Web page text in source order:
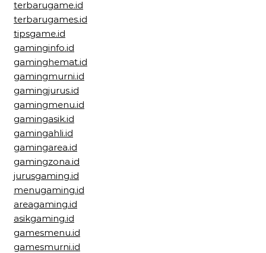
terbarugame.id
terbarugames.id
tipsgame.id
gaminginfo.id
gaminghemat.id
gamingmurni.id
gamingjurus.id
gamingmenu.id
gamingasik.id
gamingahli.id
gamingarea.id
gamingzona.id
jurusgaming.id
menugaming.id
areagaming.id
asikgaming.id
gamesmenu.id
gamesmurni.id